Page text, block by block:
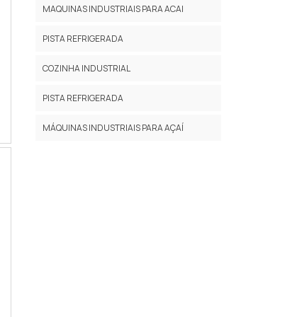
MAQUINAS INDUSTRIAIS PARA ACAI
PISTA REFRIGERADA
COZINHA INDUSTRIAL
PISTA REFRIGERADA
MÁQUINAS INDUSTRIAIS PARA AÇAÍ